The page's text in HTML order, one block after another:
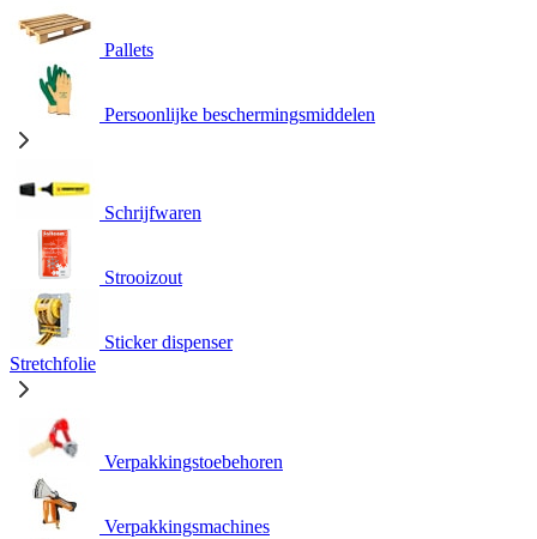
Pallets
Persoonlijke beschermingsmiddelen
Schrijfwaren
Strooizout
Sticker dispenser
Stretchfolie
Verpakkingstoebehoren
Verpakkingsmachines